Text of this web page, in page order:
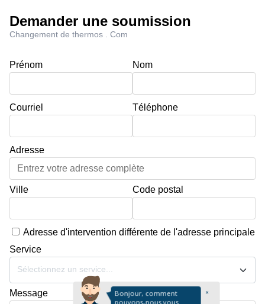
Demander une soumission
Changement de thermos . Com
Prénom Nom
Courriel Téléphone
Adresse
Ville Code postal
Adresse d'intervention différente de l'adresse principale
Service
Sélectionnez un service...
Message